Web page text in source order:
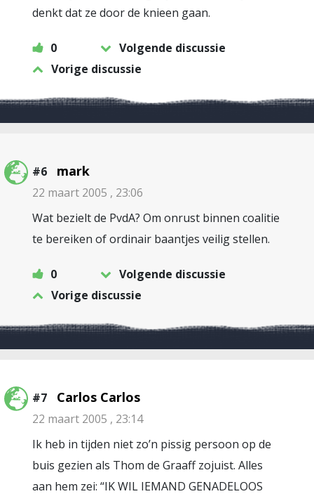
denkt dat ze door de knieen gaan.
0
Volgende discussie
Vorige discussie
#6 mark
22 maart 2005 , 23:06
Wat bezielt de PvdA? Om onrust binnen coalitie
te bereiken of ordinair baantjes veilig stellen.
0
Volgende discussie
Vorige discussie
#7 Carlos Carlos
22 maart 2005 , 23:14
Ik heb in tijden niet zo’n pissig persoon op de
buis gezien als Thom de Graaff zojuist. Alles
aan hem zei: “IK WIL IEMAND GENADELOOS